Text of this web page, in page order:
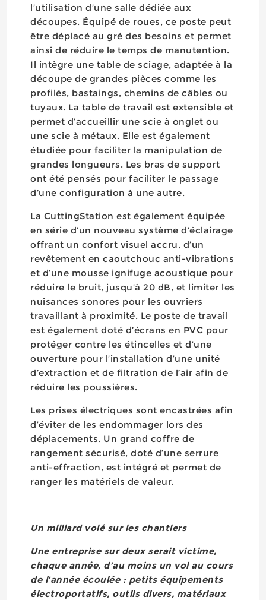
l’utilisation d’une salle dédiée aux
découpes. Équipé de roues, ce poste peut
être déplacé au gré des besoins et permet
ainsi de réduire le temps de manutention.
Il intègre une table de sciage, adaptée à la
découpe de grandes pièces comme les
profilés, bastaings, chemins de câbles ou
tuyaux. La table de travail est extensible et
permet d’accueillir une scie à onglet ou
une scie à métaux. Elle est également
étudiée pour faciliter la manipulation de
grandes longueurs. Les bras de support
ont été pensés pour faciliter le passage
d’une configuration à une autre.
La CuttingStation est également équipée
en série d’un nouveau système d’éclairage
offrant un confort visuel accru, d’un
revêtement en caoutchouc anti-vibrations
et d’une mousse ignifuge acoustique pour
réduire le bruit, jusqu’à 20 dB, et limiter les
nuisances sonores pour les ouvriers
travaillant à proximité. Le poste de travail
est également doté d’écrans en PVC pour
protéger contre les étincelles et d’une
ouverture pour l’installation d’une unité
d’extraction et de filtration de l’air afin de
réduire les poussières.
Les prises électriques sont encastrées afin
d’éviter de les endommager lors des
déplacements. Un grand coffre de
rangement sécurisé, doté d’une serrure
anti-effraction, est intégré et permet de
ranger les matériels de valeur.
Un milliard volé sur les chantiers
Une entreprise sur deux serait victime,
chaque année, d’au moins un vol au cours
de l’année écoulée : petits équipements
électroportatifs, outils divers, matériaux